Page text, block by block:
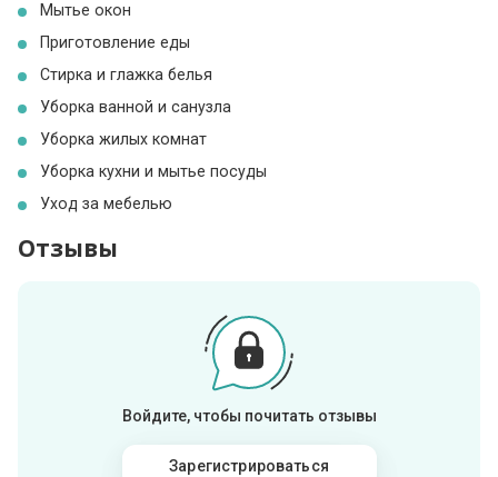
Мытье окон
Приготовление еды
Стирка и глажка белья
Уборка ванной и санузла
Уборка жилых комнат
Уборка кухни и мытье посуды
Уход за мебелью
Отзывы
Войдите, чтобы почитать отзывы
Зарегистрироваться